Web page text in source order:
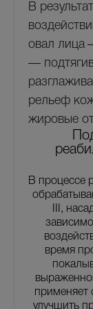
В
овал лица
—
рельеф
жировые
В процессе
III,
время
применяет
улучшить